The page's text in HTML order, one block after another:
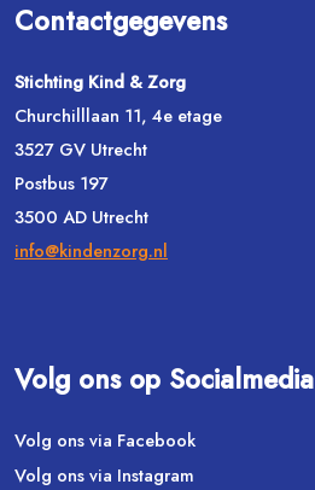
Contactgegevens
Stichting Kind & Zorg
Churchilllaan 11, 4e etage
3527 GV Utrecht
Postbus 197
3500 AD Utrecht
info@kindenzorg.nl
Volg ons op Socialmedia
Volg ons via Facebook
Volg ons via Instagram